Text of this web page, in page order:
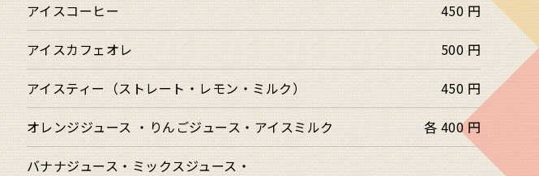
アイスコーヒー
450 円
アイスカフェオレ
500 円
アイスティー（ストレート・レモン・ミルク）
450 円
オレンジジュース ・りんごジュース・アイスミルク
各 400 円
バナナジュース・ミックスジュース・